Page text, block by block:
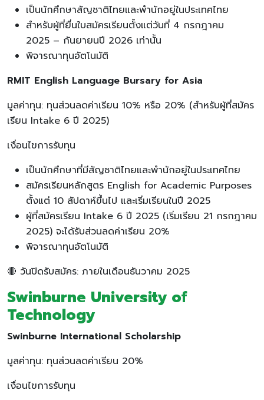
เป็นนักศึกษาสัญชาติไทยและพำนักอยู่ในประเทศไทย
สำหรับผู้ที่ยื่นใบสมัครเรียนตั้งแต่วันที่ 4 กรกฎาคม
2025 – กันยายนปี 2026 เท่านั้น
พิจารณาทุนอัตโนมัติ
RMIT English Language Bursary for Asia
มูลค่าทุน: ทุนส่วนลดค่าเรียน 10% หรือ 20% (สำหรับผู้ที่สมัคร
เรียน Intake 6 ปี 2025)
เงื่อนไขการรับทุน
เป็นนักศึกษาที่มีสัญชาติไทยและพำนักอยู่ในประเทศไทย
สมัครเรียนหลักสูตร English for Academic Purposes
ตั้งแต่ 10 สัปดาห์ขึ้นไป และเริ่มเรียนในปี 2025
ผู้ที่สมัครเรียน Intake 6 ปี 2025 (เริ่มเรียน 21 กรกฎาคม
2025) จะได้รับส่วนลดค่าเรียน 20%
พิจารณาทุนอัตโนมัติ
🔴 วันปิดรับสมัคร: ภายในเดือนธันวาคม 2025
Swinburne University of
Technology
Swinburne International Scholarship
มูลค่าทุน: ทุนส่วนลดค่าเรียน 20%
เงื่อนไขการรับทุน